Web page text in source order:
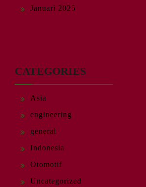
Januari 2025
CATEGORIES
Asia
engineering
general
Indonesia
Otomotif
Uncategorized